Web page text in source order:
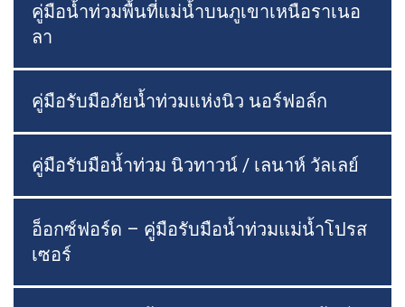
คู่มือน้ำท่วมพื้นที่แม่น้ำบนภูเขาเหนือราเนอ
ลา
คู่มือรับมือภัยน้ำท่วมแห่งนิว นอร์ฟอล์ก
คู่มือรับมือน้ำท่วม นิวทาวน์ / เลนาห์ วัลเลย์
อ็อกซ์ฟอร์ด – คู่มือรับมือน้ำท่วมแม่น้ำโปรส
เซอร์